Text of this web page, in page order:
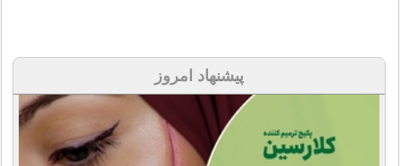
پیشنهاد امروز